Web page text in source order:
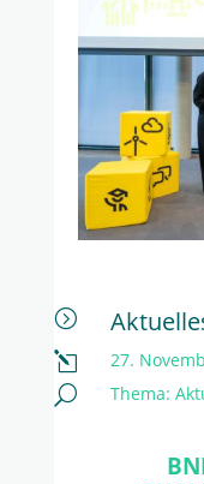
=
l
27.
U
Thema: